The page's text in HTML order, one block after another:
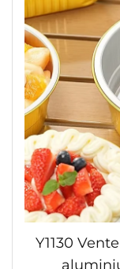
Y1130